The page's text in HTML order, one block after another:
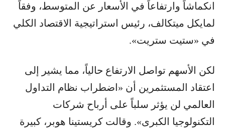
انكماشاً وارتفاعاً في الأسعار عن المتوسط، وفقاً
لمايكل ميتكالف، رئيس استراتيجية الاقتصاد الكلي
في «ستيت ستريت».
لكن الأسهم تواصل الارتفاع حالياً، مما يشير إلى
اعتقاد المستثمرين أن «اضطراب نظام التداول
العالمي لن يؤثر سلباً على أرباح شركات
التكنولوجيا الكبرى». وقالت كريستينا هوبر، كبيرة